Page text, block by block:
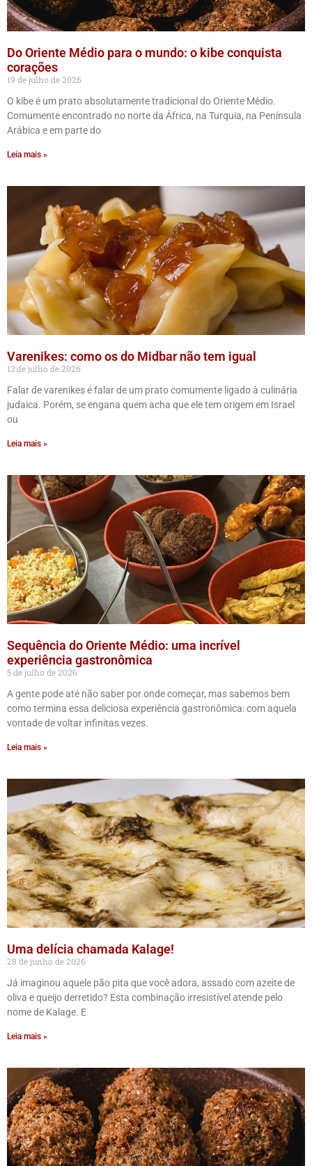
Do Oriente Médio para o mundo: o kibe conquista
corações
19 de julho de 2026
O kibe é um prato absolutamente tradicional do Oriente Médio.
Comumente encontrado no norte da África, na Turquia, na Península
Arábica e em parte do
Leia mais »
Varenikes: como os do Midbar não tem igual
13 de julho de 2026
Falar de varenikes é falar de um prato comumente ligado à culinária
judaica. Porém, se engana quem acha que ele tem origem em Israel
ou
Leia mais »
Sequência do Oriente Médio: uma incrível
experiência gastronômica
5 de julho de 2026
A gente pode até não saber por onde começar, mas sabemos bem
como termina essa deliciosa experiência gastronômica: com aquela
vontade de voltar infinitas vezes.
Leia mais »
Uma delícia chamada Kalage!
28 de junho de 2026
Já imaginou aquele pão pita que você adora, assado com azeite de
oliva e queijo derretido? Esta combinação irresistível atende pelo
nome de Kalage. E
Leia mais »